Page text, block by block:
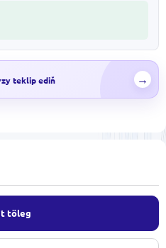
teklip ediň →
töleg